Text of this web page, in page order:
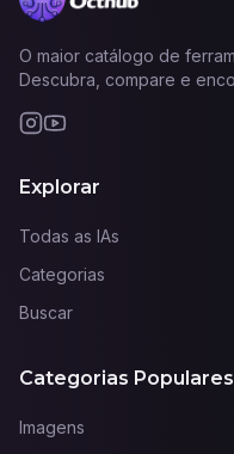
O maior catálogo de
Descubra, compare e
Explorar
Todas as IAs
Categorias
Buscar
Categorias Populares
Imagens